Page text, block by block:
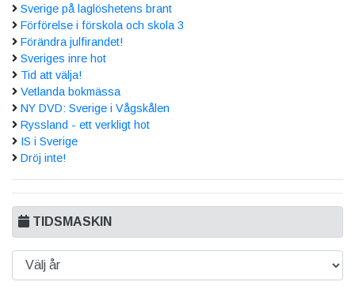
Sverige på laglöshetens brant
Förförelse i förskola och skola 3
Förändra julfirandet!
Sveriges inre hot
Tid att välja!
Vetlanda bokmässa
NY DVD: Sverige i Vågskålen
Ryssland - ett verkligt hot
IS i Sverige
Dröj inte!
TIDSMASKIN